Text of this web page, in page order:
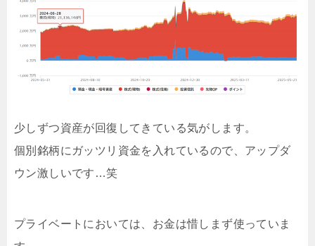
少しずつ資産が回復してきている気がします。
個別銘柄にガッツリ資金を入れているので、アップダ
ウン激しいです…笑
プライベートにおいては、お金は惜しまず使っていま